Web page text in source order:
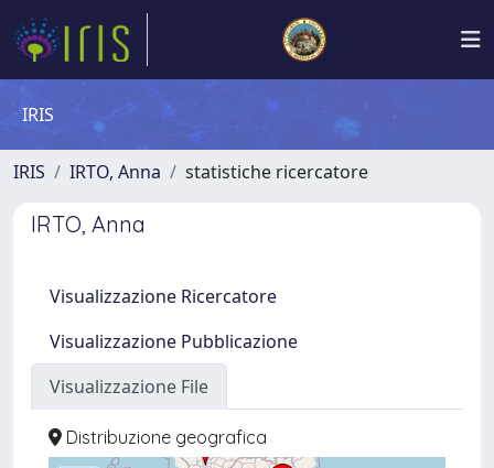
IRIS
IRIS IRTO, Anna statistiche ricercatore
IRTO, Anna
Visualizzazione Ricercatore
Visualizzazione Pubblicazione
Visualizzazione File
Distribuzione geografica